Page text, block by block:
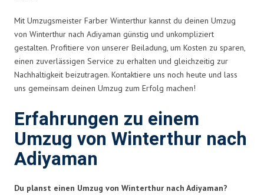
Mit Umzugsmeister Farber Winterthur kannst du deinen Umzug
von Winterthur nach Adiyaman günstig und unkompliziert
gestalten. Profitiere von unserer Beiladung, um Kosten zu sparen,
einen zuverlässigen Service zu erhalten und gleichzeitig zur
Nachhaltigkeit beizutragen. Kontaktiere uns noch heute und lass
uns gemeinsam deinen Umzug zum Erfolg machen!
Erfahrungen zu einem
Umzug von Winterthur nach
Adiyaman
Du planst einen Umzug von Winterthur nach Adiyaman?